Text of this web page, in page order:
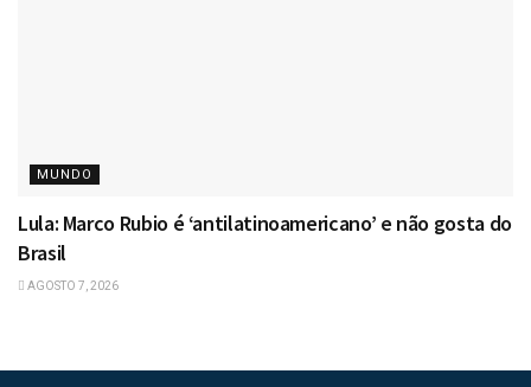
MUNDO
Lula: Marco Rubio é ‘antilatinoamericano’ e não gosta do
Brasil
AGOSTO 7, 2026